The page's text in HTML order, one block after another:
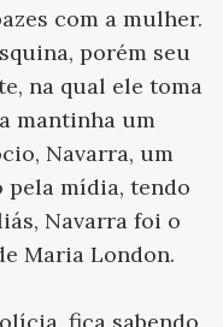
com a mulher.
porém seu
na qual ele toma
mantinha um
Navarra, um
mídia, tendo
Navarra foi o
Maria London.
fica sabendo